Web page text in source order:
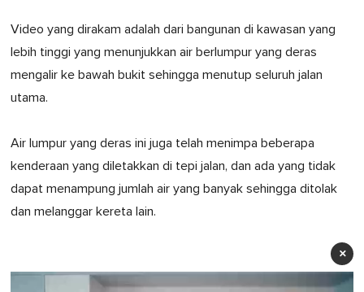
Video yang dirakam adalah dari bangunan di kawasan yang
lebih tinggi yang menunjukkan air berlumpur yang deras
mengalir ke bawah bukit sehingga menutup seluruh jalan
utama.
Air lumpur yang deras ini juga telah menimpa beberapa
kenderaan yang diletakkan di tepi jalan, dan ada yang tidak
dapat menampung jumlah air yang banyak sehingga ditolak
dan melanggar kereta lain.
×